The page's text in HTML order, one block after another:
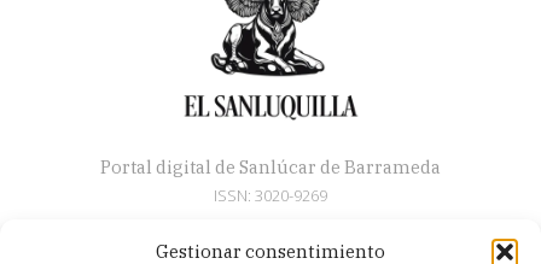
Gestionar consentimiento
Portal digital de Sanlúcar de Barrameda
ISSN: 3020-9269